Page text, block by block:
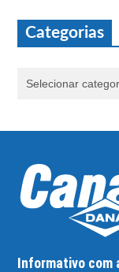
Categorias
Informativo com